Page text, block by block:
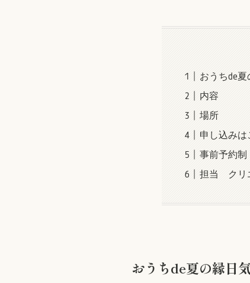
おうちde
内容
場所
申し込みは
事前予約制
担当 クリ
おうちde夏の縁日